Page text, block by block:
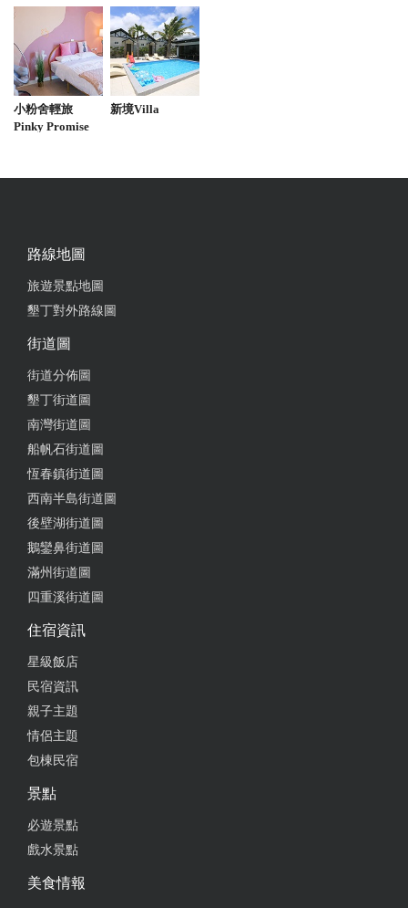
小粉舍輕旅
Pinky Promise
新境Villa
路線地圖
旅遊景點地圖
墾丁對外路線圖
街道圖
街道分佈圖
墾丁街道圖
南灣街道圖
船帆石街道圖
恆春鎮街道圖
西南半島街道圖
後壁湖街道圖
鵝鑾鼻街道圖
滿州街道圖
四重溪街道圖
住宿資訊
星級飯店
民宿資訊
親子主題
情侶主題
包棟民宿
景點
必遊景點
戲水景點
美食情報